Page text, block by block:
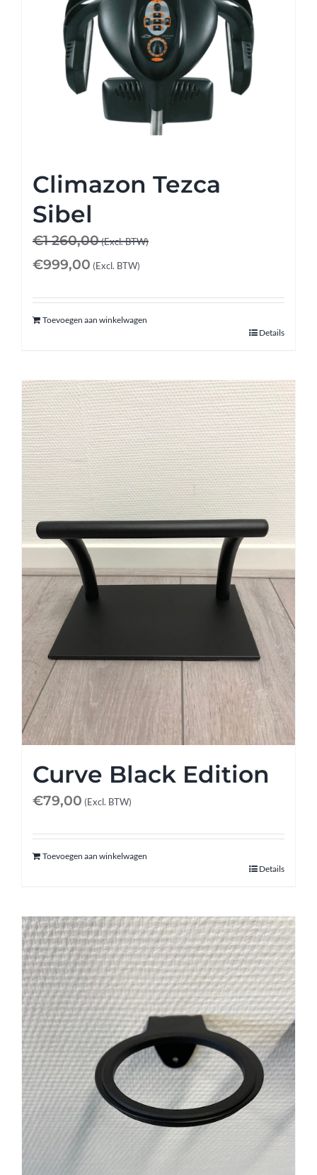
Climazon Tezca
Sibel
€1 260,00(Excl. BTW)
€999,00 (Excl. BTW)
Toevoegen aan winkelwagen
Details
Curve Black Edition
€79,00 (Excl. BTW)
Toevoegen aan winkelwagen
Details